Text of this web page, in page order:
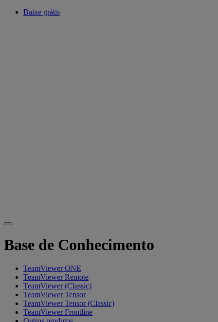
Baixe grátis
Base de Conhecimento
TeamViewer ONE
TeamViewer Remote
TeamViewer (Classic)
TeamViewer Tensor
TeamViewer Tensor (Classic)
TeamViewer Frontline